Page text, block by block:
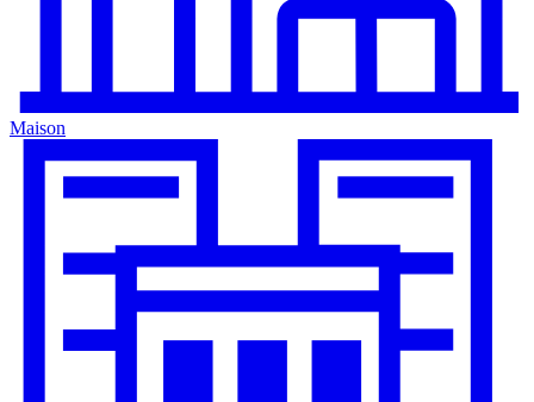
Maison